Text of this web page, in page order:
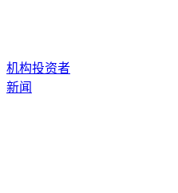
机构投资者
新闻